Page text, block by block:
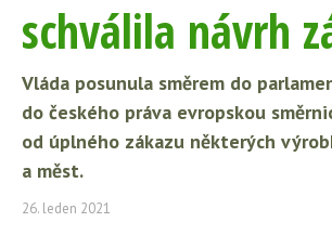
schválila návrh
Vláda posunula směrem do
do českého práva evropskou
od úplného zákazu některých
a měst.
26. leden 2021